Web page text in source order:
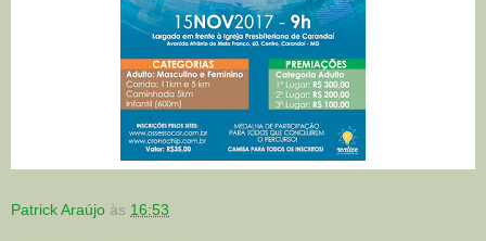
Patrick Araújo às 16:53